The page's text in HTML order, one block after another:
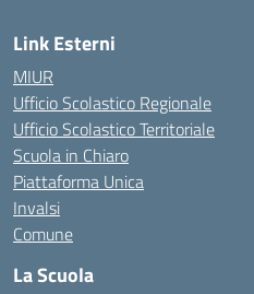
Link Esterni
MIUR
Ufficio Scolastico Regionale
Ufficio Scolastico Territoriale
Scuola in Chiaro
Piattaforma Unica
Invalsi
Comune
La Scuola